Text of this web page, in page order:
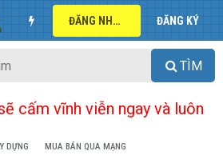
ĐĂNG NHẬP ĐĂNG KÝ
TÌM
cấm vĩnh viễn ngay và luôn
DỰNG MUA BÁN QUA MẠNG